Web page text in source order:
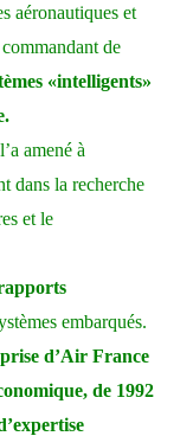
aéronautiques et
de
«intelligents»
amené à
dans la recherche
et le
embarqués.
d’Air France
de 1992